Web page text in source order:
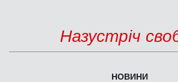
Назустріч
НОВИНИ